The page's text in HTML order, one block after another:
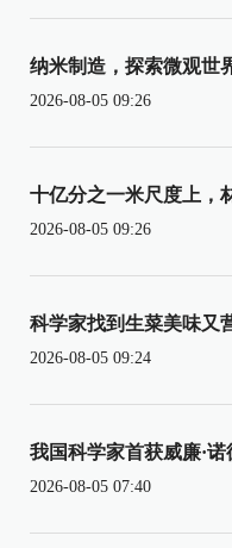
纳米制造，探索微观世
2026-08-05 09:26
十亿分之一米尺度上，
2026-08-05 09:26
科学家找到生菜美味又
2026-08-05 09:24
我国科学家首获威廉·
2026-08-05 07:40